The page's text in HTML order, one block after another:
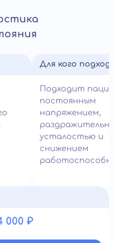
Для кого
Подходит
постоянным
напряжением,
усталостью и
снижением
000 ₽